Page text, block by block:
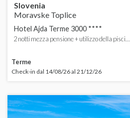
Slovenia
Moravske Toplice
Hotel Ajda Terme 3000 ****
2 notti mezza pensione + utilizzo della pisci...
Terme
Check-in dal 14/08/26 al 21/12/26